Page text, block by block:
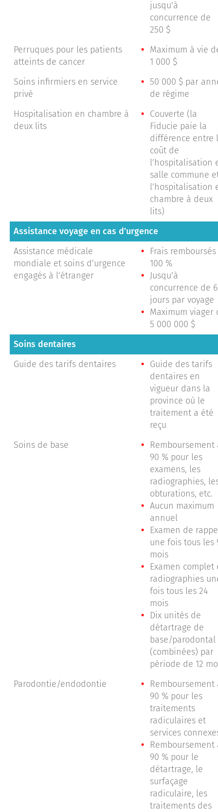
jusqu’à
concurrence de
250 $
Perruques pour les patients
atteints de cancer
Maximum à vie
1 000 $
Soins infirmiers en service
privé
50 000 $ par
de régime
Hospitalisation en chambre à
deux lits
Couverte (la
Fiducie paie la
différence entre
coût de
l’hospitalisation
salle commune
l’hospitalisation
chambre à deux
lits)
Assistance voyage en cas d’urgence
Assistance médicale
mondiale et soins d’urgence
engagés à l’étranger
Frais
100 %
Jusqu’à
concurrence de
jours par voyage
Maximum viager
5 000 000 $
Soins dentaires
Guide des tarifs dentaires
Guide des tarifs
dentaires en
vigueur dans la
province où le
traitement a été
reçu
Soins de base
Remboursement
90 % pour les
examens, les
radiographies,
obturations, etc.
Aucun maximum
annuel
Examen de
une fois tous les
mois
Examen complet
radiographies
fois tous les 24
mois
Dix unités de
détartrage de
base/parodontal
(combinées) par
période de 12
Parodontie/endodontie
Remboursement
90 % pour les
traitements
radiculaires et
services
Remboursement
90 % pour le
détartrage, le
surfaçage
radiculaire, les
traitements des